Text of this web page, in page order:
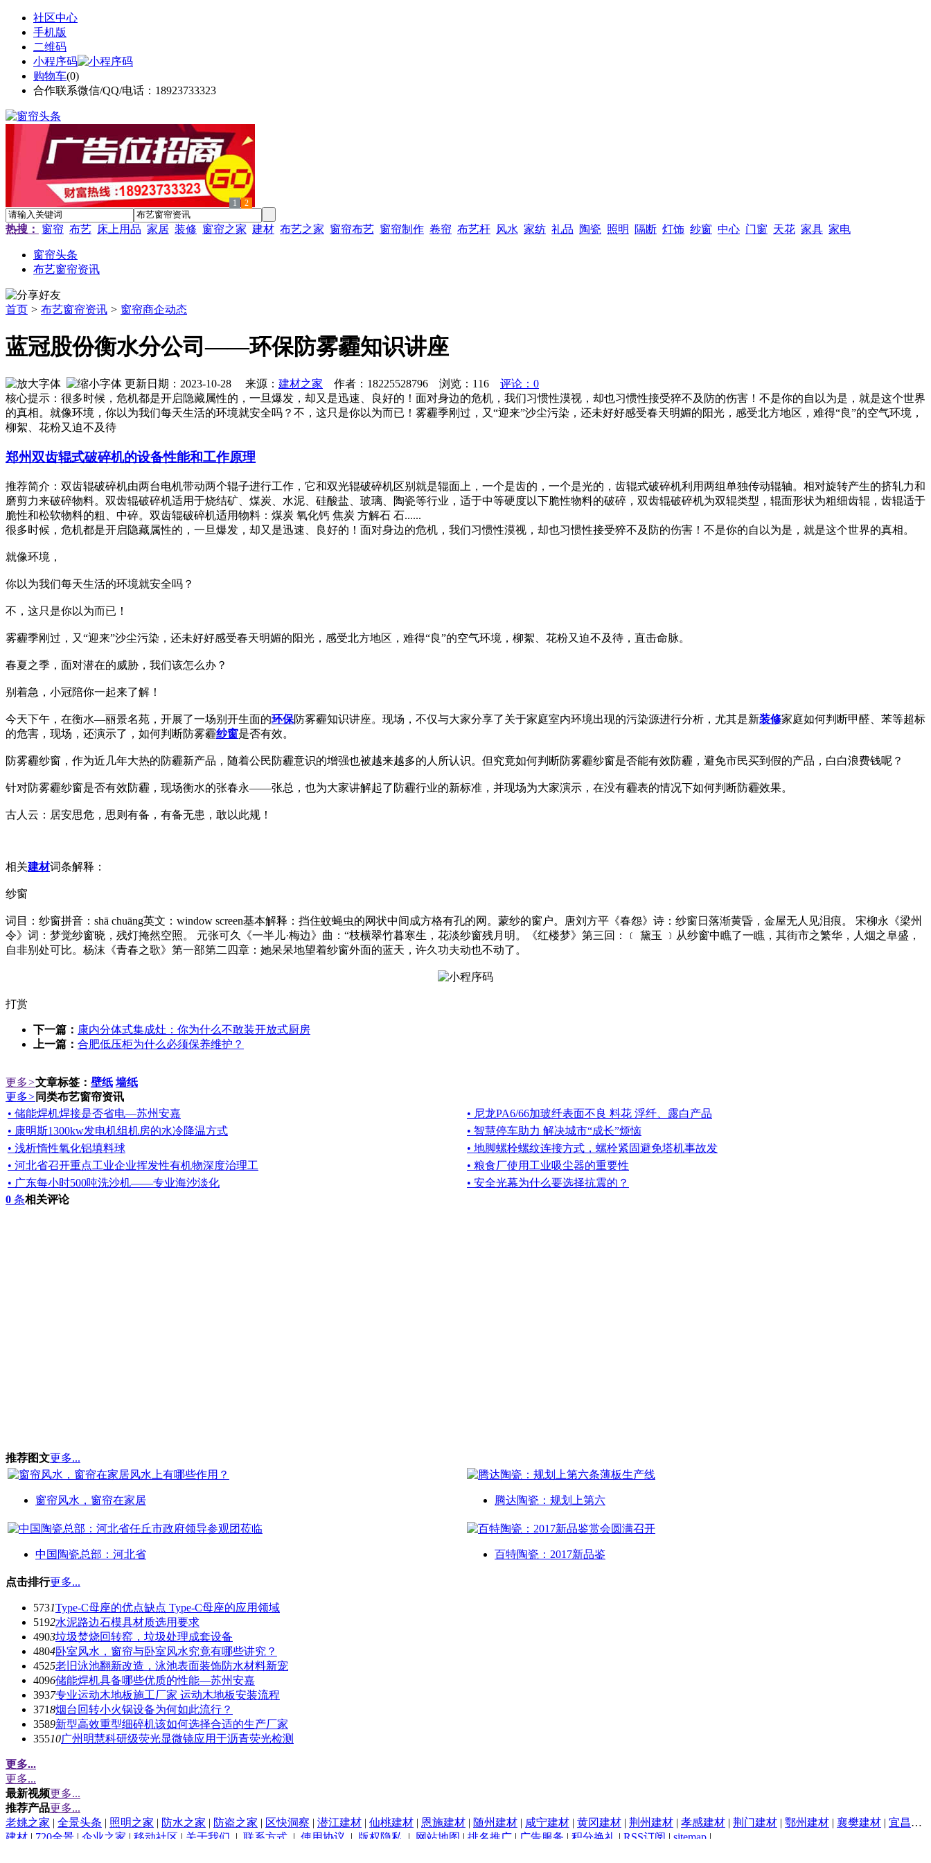
社区中心
手机版
二维码
小程序码
购物车(0)
合作联系微信/QQ/电话：18923733323
1 2
热搜： 窗帘 布艺 床上用品 家居 装修 窗帘之家 建材 布艺之家 窗帘布艺 窗帘制作 卷帘 布艺杆 风水 家纺 礼品 陶瓷 照明 隔断 灯饰 纱窗 中心 门窗 天花 家具 家电
窗帘头条
布艺窗帘资讯
首页 > 布艺窗帘资讯 > 窗帘商企动态
蓝冠股份衡水分公司——环保防雾霾知识讲座
更新日期：2023-10-28 来源： 建材之家 作者：18225528796 浏览： 116
评论：0
核心提示：很多时候，危机都是开启隐藏属性的，一旦爆发，却又是迅速、良好的！面对身边的危机，我们习惯性漠视，却也习惯性接受猝不及防的伤害！不是你的自以为是，就是这个世界
的真相。就像环境，你以为我们每天生活的环境就安全吗？不，这只是你以为而已！雾霾季刚过，又“迎来”沙尘污染，还未好好感受春天明媚的阳光，感受北方地区，难得“良”的空气环境，
柳絮、花粉又迫不及待
郑州双齿辊式破碎机的设备性能和工作原理
推荐简介：双齿辊破碎机由两台电机带动两个辊子进行工作，它和双光辊破碎机区别就是辊面上，一个是齿的，一个是光的，齿辊式破碎机利用两组单独传动辊轴。相对旋转产生的挤轧力和
磨剪力来破碎物料。双齿辊破碎机适用于烧结矿、煤炭、水泥、硅酸盐、玻璃、陶瓷等行业，适于中等硬度以下脆性物料的破碎，双齿辊破碎机为双辊类型，辊面形状为粗细齿辊，齿辊适于
脆性和松软物料的粗、中碎。双齿辊破碎机适用物料：煤炭 氧化钙 焦炭 方解石 石......
很多时候，危机都是开启隐藏属性的，一旦爆发，却又是迅速、良好的！面对身边的危机，我们习惯性漠视，却也习惯性接受猝不及防的伤害！不是你的自以为是，就是这个世界的真相。
就像环境，
你以为我们每天生活的环境就安全吗？
不，这只是你以为而已！
雾霾季刚过，又“迎来”沙尘污染，还未好好感受春天明媚的阳光，感受北方地区，难得“良”的空气环境，柳絮、花粉又迫不及待，直击命脉。
春夏之季，面对潜在的威胁，我们该怎么办？
别着急，小冠陪你一起来了解！
今天下午，在衡水—丽景名苑，开展了一场别开生面的环保防雾霾知识讲座。现场，不仅与大家分享了关于家庭室内环境出现的污染源进行分析，尤其是新装修家庭如何判断甲醛、苯等超标
的危害，现场，还演示了，如何判断防雾霾纱窗是否有效。
防雾霾纱窗，作为近几年大热的防霾新产品，随着公民防霾意识的增强也被越来越多的人所认识。但究竟如何判断防雾霾纱窗是否能有效防霾，避免市民买到假的产品，白白浪费钱呢？
针对防雾霾纱窗是否有效防霾，现场衡水的张春永——张总，也为大家讲解起了防霾行业的新标准，并现场为大家演示，在没有霾表的情况下如何判断防霾效果。
古人云：居安思危，思则有备，有备无患，敢以此规！
相关建材词条解释：
纱窗
词目：纱窗拼音：shā chuāng英文：window screen基本解释：挡住蚊蝇虫的网状中间成方格有孔的网。蒙纱的窗户。唐刘方平《春怨》诗：纱窗日落渐黄昏，金屋无人见泪痕。 宋柳永《梁州
令》词：梦觉纱窗晓，残灯掩然空照。 元张可久《一半儿·梅边》曲：“枝横翠竹暮寒生，花淡纱窗残月明。《红楼梦》第三回：﹝ 黛玉 ﹞从纱窗中瞧了一瞧，其街市之繁华，人烟之阜盛，
自非别处可比。杨沫《青春之歌》第一部第二四章：她呆呆地望着纱窗外面的蓝天，许久功夫动也不动了。
打赏
下一篇： 康内分体式集成灶：你为什么不敢装开放式厨房
上一篇： 合肥低压柜为什么必须保养维护？
更多>文章标签： 壁纸 墙纸
更多> 同类布艺窗帘资讯
• 储能焊机焊接是否省电—苏州安嘉
• 尼龙PA6/66加玻纤表面不良 料花 浮纤、露白产品
• 康明斯1300kw发电机组机房的水冷降温方式
• 智慧停车助力 解决城市“成长”烦恼
• 浅析惰性氧化铝填料球
• 地脚螺栓螺纹连接方式，螺栓紧固避免塔机事故发
• 河北省召开重点工业企业挥发性有机物深度治理工
• 粮食厂使用工业吸尘器的重要性
• 广东每小时500吨洗沙机——专业海沙淡化
• 安全光幕为什么要选择抗震的？
0 条相关评论
推荐图文更多...
窗帘风水，窗帘在家居 腾达陶瓷：规划上第六
中国陶瓷总部：河北省 百特陶瓷：2017新品鉴
点击排行更多...
5731Type-C母座的优点缺点 Type-C母座的应用领域
5192水泥路边石模具材质选用要求
4903垃圾焚烧回转窑，垃圾处理成套设备
4804卧室风水，窗帘与卧室风水究竟有哪些讲究？
4525老旧泳池翻新改造，泳池表面装饰防水材料新宠
4096储能焊机具备哪些优质的性能—苏州安嘉
3937专业运动木地板施工厂家 运动木地板安装流程
3718烟台回转小火锅设备为何如此流行？
3589新型高效重型细碎机该如何选择合适的生产厂家
35510广州明慧科研级荧光显微镜应用于沥青荧光检测
更多...
更多...
最新视频更多...
推荐产品更多...
老姚之家 | 全景头条 | 照明之家 | 防水之家 | 防盗之家 | 区快洞察 | 潜江建材 | 仙桃建材 | 恩施建材 | 随州建材 | 咸宁建材 | 黄冈建材 | 荆州建材 | 孝感建材 | 荆门建材 | 鄂州建材 | 襄樊建材 | 宜昌建材
建材 | 720全景 | 企业之家 | 移动社区 | 关于我们 | 联系方式 | 使用协议 | 版权隐私 | 网站地图 | 排名推广 | 广告服务 | 积分换礼 | RSS订阅 | sitemap |